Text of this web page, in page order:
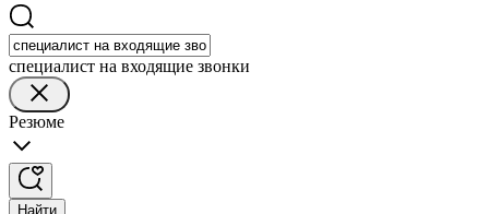
специалист на входящие звонки
Резюме
Найти